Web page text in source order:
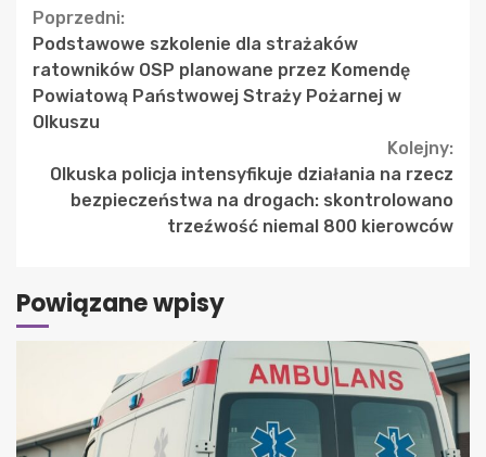
Continue
Reading
Poprzedni:
Podstawowe szkolenie dla strażaków
ratowników OSP planowane przez Komendę
Powiatową Państwowej Straży Pożarnej w
Olkuszu
Kolejny:
Olkuska policja intensyfikuje działania na rzecz
bezpieczeństwa na drogach: skontrolowano
trzeźwość niemal 800 kierowców
Powiązane wpisy